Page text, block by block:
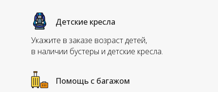
Укажите в заказе возраст детей,
в наличии бустеры и детские кресла.
Детские кресла
Помощь с багажом